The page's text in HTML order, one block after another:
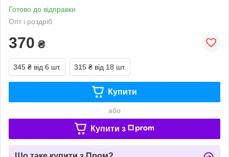
Готово до відправки
Опт і роздріб
370 ₴
345 ₴ від 6 шт. 315 ₴ від 18 шт.
Купити
або
Купити з